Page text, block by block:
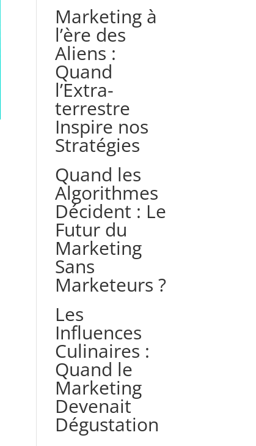
Marketing à
l’ère des
Aliens :
Quand
l’Extra-
terrestre
Inspire nos
Stratégies
Quand les
Algorithmes
Décident : Le
Futur du
Marketing
Sans
Marketeurs ?
Les
Influences
Culinaires :
Quand le
Marketing
Devenait
Dégustation